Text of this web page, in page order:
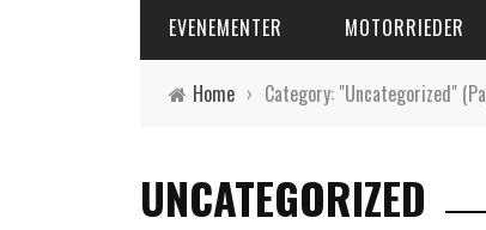
EVENEMENTER MOTORRIEDER
Home › Category: "Uncategorized"
UNCATEGORIZED